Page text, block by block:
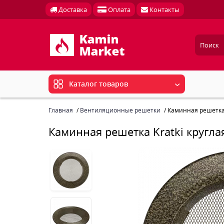
Доставка Оплата Контакты
Каталог товаров
Главная Вентиляционные решетки Каминная
Каминная решетка Kratki